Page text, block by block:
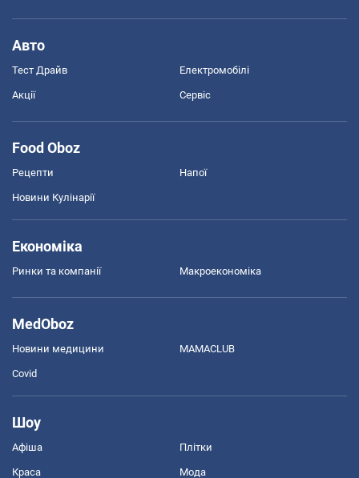
Авто
Тест Драйв Електромобілі
Акції Сервіс
Food Oboz
Рецепти Напої
Новини Кулінарії
Економіка
Ринки та компанії Макроекономіка
MedOboz
Новини медицини MAMACLUB
Covid
Шоу
Афіша Плітки
Краса Мода